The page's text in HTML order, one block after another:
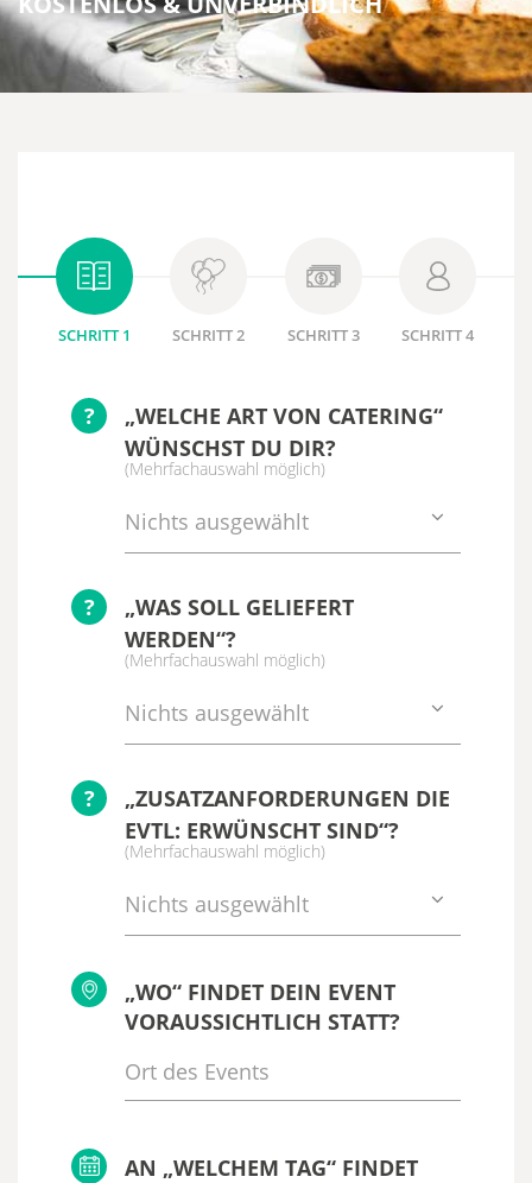
SCHRITT 1 SCHRITT 2 SCHRITT 3 SCHRITT 4
?
„WELCHE ART VON CATERING“
WÜNSCHST DU DIR?
(Mehrfachauswahl möglich)
Nichts ausgewählt
?
„WAS SOLL GELIEFERT
WERDEN“?
(Mehrfachauswahl möglich)
Nichts ausgewählt
?
„ZUSATZANFORDERUNGEN DIE
EVTL: ERWÜNSCHT SIND“?
(Mehrfachauswahl möglich)
Nichts ausgewählt
„WO“ FINDET DEIN EVENT
VORAUSSICHTLICH STATT?
AN „WELCHEM TAG“ FINDET